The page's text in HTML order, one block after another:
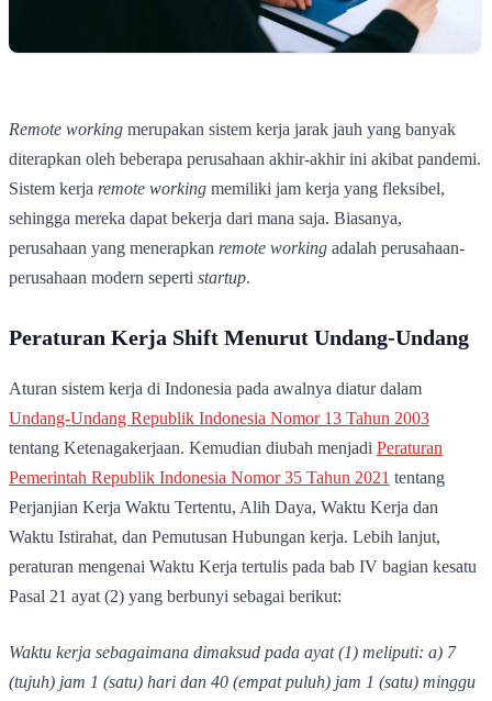
Remote working merupakan sistem kerja jarak jauh yang banyak
diterapkan oleh beberapa perusahaan akhir-akhir ini akibat pandemi.
Sistem kerja remote working memiliki jam kerja yang fleksibel,
sehingga mereka dapat bekerja dari mana saja. Biasanya,
perusahaan yang menerapkan remote working adalah perusahaan-
perusahaan modern seperti startup.
Peraturan Kerja Shift Menurut Undang-Undang
Aturan sistem kerja di Indonesia pada awalnya diatur dalam
Undang-Undang Republik Indonesia Nomor 13 Tahun 2003
tentang Ketenagakerjaan. Kemudian diubah menjadi Peraturan
Pemerintah Republik Indonesia Nomor 35 Tahun 2021 tentang
Perjanjian Kerja Waktu Tertentu, Alih Daya, Waktu Kerja dan
Waktu Istirahat, dan Pemutusan Hubungan kerja. Lebih lanjut,
peraturan mengenai Waktu Kerja tertulis pada bab IV bagian kesatu
Pasal 21 ayat (2) yang berbunyi sebagai berikut:
Waktu kerja sebagaimana dimaksud pada ayat (1) meliputi: a) 7
(tujuh) jam 1 (satu) hari dan 40 (empat puluh) jam 1 (satu) minggu